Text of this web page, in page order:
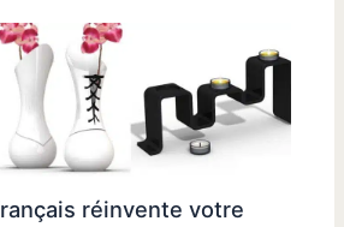
réinvente votre